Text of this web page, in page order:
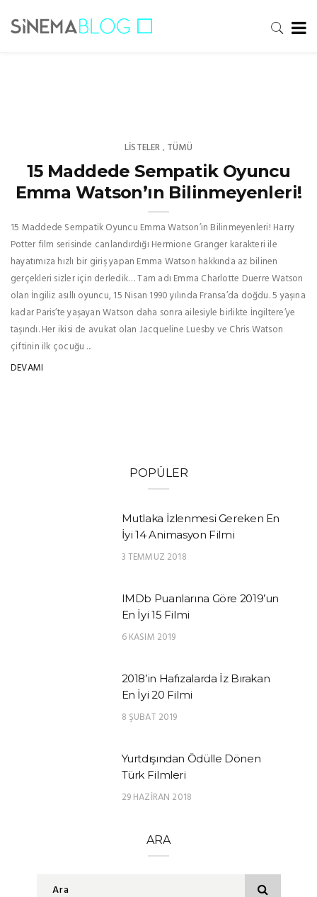
LISTELER , TÜMÜ
15 Maddede Sempatik Oyuncu
Emma Watson’ın Bilinmeyenleri!
15 Maddede Sempatik Oyuncu Emma Watson’ın Bilinmeyenleri! Harry
Potter film serisinde canlandırdığı Hermione Granger karakteri ile
hayatımıza hızlı bir giriş yapan Emma Watson hakkında az bilinen
gerçekleri sizler için derledik… Tam adı Emma Charlotte Duerre Watson
olan İngiliz asıllı oyuncu, 15 Nisan 1990 yılında Fransa’da doğdu. 5 yaşına
kadar Paris’te yaşayan Watson daha sonra ailesiyle birlikte İngiltere’ye
taşındı. Her ikisi de avukat olan Jacqueline Luesby ve Chris Watson
çiftinin ilk çocuğu ...
DEVAMI
POPÜLER
Mutlaka İzlenmesi Gereken En
İyi 14 Animasyon Filmi
3 TEMMUZ 2018
IMDb Puanlarına Göre 2019’un
En İyi 15 Filmi
6 KASIM 2019
2018’in Hafızalarda İz Bırakan
En İyi 20 Filmi
8 ŞUBAT 2019
Yurtdışından Ödülle Dönen
Türk Filmleri
29 HAZIRAN 2018
ARA